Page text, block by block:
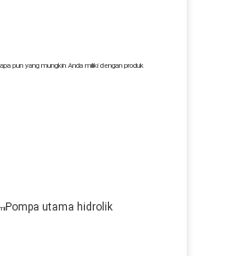
pun yang mungkin Anda miliki dengan produk
Pompa utama hidrolik